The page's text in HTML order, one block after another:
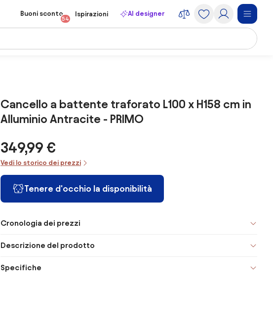
Buoni sconto
54
Ispirazioni AI designer
Cancello a battente traforato L100 x H158 cm in
Alluminio Antracite - PRIMO
349,99 €
Vedi lo storico dei prezzi
Tenere d'occhio la disponibilità
Cronologia dei prezzi
Descrizione del prodotto
Specifiche